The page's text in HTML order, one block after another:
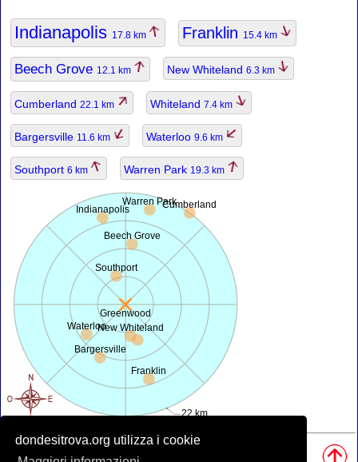
dondesitrova.org utilizza i cookie
Indianapolis 17.8 km Franklin 15.4 km
Beech Grove 12.1 km New Whiteland 6.3 km
Cumberland 22.1 km Whiteland 7.4 km
Bargersville 11.6 km Waterloo 9.6 km
Southport 6 km Warren Park 19.3 km
Greenwood
22 km
Indianapolis
Franklin
Beech Grove
New Whiteland
Cumberland
Bargersville
Waterloo
Southport
Warren Park